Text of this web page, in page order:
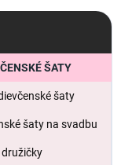
ŠATY
šaty
šaty na svadbu
družičky